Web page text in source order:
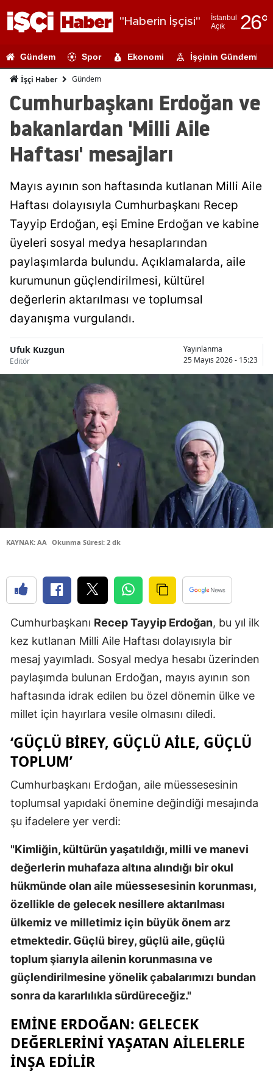
"Haberin İşçisi"
İstanbul
Açık
26°
Adıyaman
Ağrı
Antalya
Artvin
Balıkesir
Bitlis
Bolu
Çankırı
Çorum
Denizli
Elazığ
Erzurum
Eskişehir
Gaziantep
Gümüşhane
Hatay
Isparta
İstanbul
İzmir
Kars
Kastamonu
Kırklareli
Kocaeli
Gündem Spor Ekonomi İşçinin Gündemi
İşçi Haber Gündem
Cumhurbaşkanı Erdoğan ve
bakanlardan 'Milli Aile
Haftası' mesajları
Mayıs ayının son haftasında kutlanan Milli Aile
Haftası dolayısıyla Cumhurbaşkanı Recep
Tayyip Erdoğan, eşi Emine Erdoğan ve kabine
üyeleri sosyal medya hesaplarından
paylaşımlarda bulundu. Açıklamalarda, aile
kurumunun güçlendirilmesi, kültürel
değerlerin aktarılması ve toplumsal
dayanışma vurgulandı.
Ufuk Kuzgun
Editör
Yayınlanma
25 Mayıs 2026 - 15:23
KAYNAK: AA Okunma Süresi: 2 dk
Cumhurbaşkanı Recep Tayyip Erdoğan, bu yıl ilk
kez kutlanan Milli Aile Haftası dolayısıyla bir
mesaj yayımladı. Sosyal medya hesabı üzerinden
paylaşımda bulunan Erdoğan, mayıs ayının son
haftasında idrak edilen bu özel dönemin ülke ve
millet için hayırlara vesile olmasını diledi.
‘GÜÇLÜ BIREY, GÜÇLÜ AILE, GÜÇLÜ
TOPLUM’
Cumhurbaşkanı Erdoğan, aile müessesesinin
toplumsal yapıdaki önemine değindiği mesajında
şu ifadelere yer verdi:
"Kimliğin, kültürün yaşatıldığı, milli ve manevi
değerlerin muhafaza altına alındığı bir okul
hükmünde olan aile müessesesinin korunması,
özellikle de gelecek nesillere aktarılması
ülkemiz ve milletimiz için büyük önem arz
etmektedir. Güçlü birey, güçlü aile, güçlü
toplum şiarıyla ailenin korunmasına ve
güçlendirilmesine yönelik çabalarımızı bundan
sonra da kararlılıkla sürdüreceğiz."
EMINE ERDOĞAN: GELECEK
DEĞERLERINI YAŞATAN AILELERLE
INŞA EDILIR